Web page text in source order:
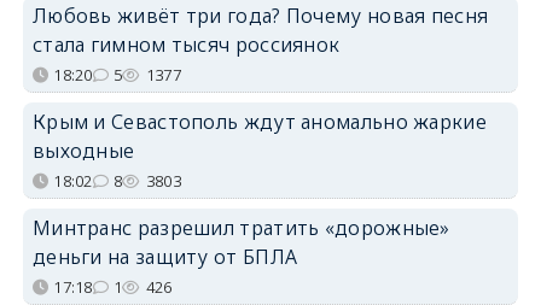
Любовь живёт три года? Почему новая песня
стала гимном тысяч россиянок
18:20 5 1377
Крым и Севастополь ждут аномально жаркие
выходные
18:02 8 3803
Минтранс разрешил тратить «дорожные»
деньги на защиту от БПЛА
17:18 1 426